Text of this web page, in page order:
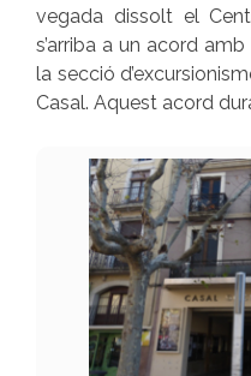
vegada dissolt el
s’arriba a un acord
la secció
Casal. Aquest acord